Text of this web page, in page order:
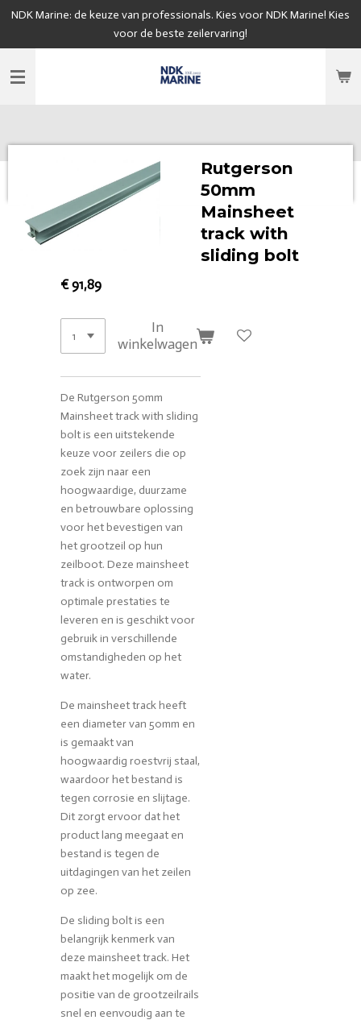
Ga
de
NDK Marine: de keuze van professionals. Kies voor NDK Marine! Kies
voor de beste zeilervaring!
Rutgerson
50mm
Mainsheet
track with
sliding bolt
€ 91,89
In
winkelwagen
De Rutgerson 50mm
Mainsheet track with sliding
bolt is een uitstekende
keuze voor zeilers die op
zoek zijn naar een
hoogwaardige, duurzame
en betrouwbare oplossing
voor het bevestigen van
het grootzeil op hun
zeilboot. Deze mainsheet
track is ontworpen om
optimale prestaties te
leveren en is geschikt voor
gebruik in verschillende
omstandigheden op het
water.
De mainsheet track heeft
een diameter van 50mm en
is gemaakt van
hoogwaardig roestvrij staal,
waardoor het bestand is
tegen corrosie en slijtage.
Dit zorgt ervoor dat het
product lang meegaat en
bestand is tegen de
uitdagingen van het zeilen
op zee.
De sliding bolt is een
belangrijk kenmerk van
deze mainsheet track. Het
maakt het mogelijk om de
positie van de grootzeilrails
snel en eenvoudig aan te